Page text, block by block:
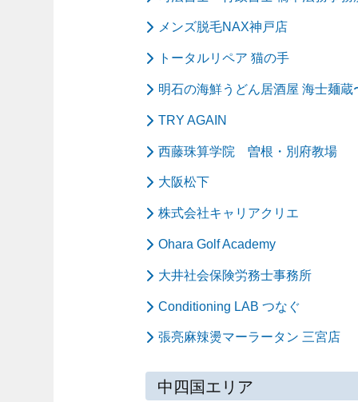
メンズ脱毛NAX神戸店
トータルリペア 猫の手
明石の海鮮うどん居酒屋 海士麺蔵
TRY AGAIN
西藤珠算学院 曽根・別府教場
大阪松下
株式会社キャリアクリエ
Ohara Golf Academy
大井社会保険労務士事務所
Conditioning LAB つなぐ
張亮麻辣燙マーラータン 三宮店
中四国エリア